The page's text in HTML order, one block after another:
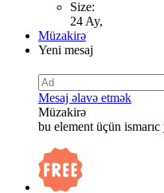
Size:
24 Ay,
Müzakirə
Yeni mesaj
Mesaj əlavə etmək
Müzakirə
bu element üçün